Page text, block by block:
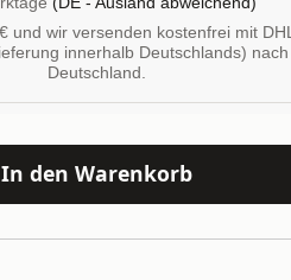
und wir versenden kostenfrei mit DHL
innerhalb Deutschlands) nach
Deutschland.
In den Warenkorb